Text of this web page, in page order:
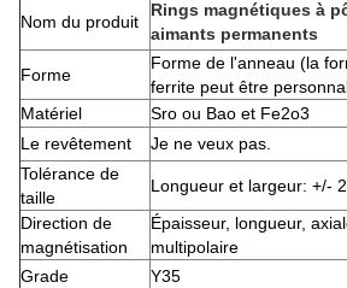
Nom du produit
Rings magnétiques à
aimants permanents
Forme
Forme de l'anneau (la
ferrite peut être
Matériel
Sro ou Bao et Fe2o3
Le revêtement
Je ne veux pas.
Tolérance de
taille
Longueur et largeur: +/-
Direction de
magnétisation
Épaisseur, longueur,
multipolaire
Grade
Y35